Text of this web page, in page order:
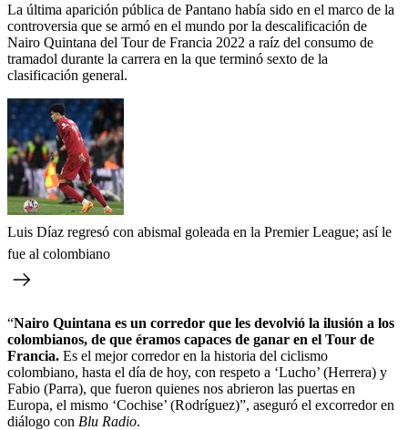
La última aparición pública de Pantano había sido en el marco de la
controversia que se armó en el mundo por la descalificación de
Nairo Quintana del Tour de Francia 2022 a raíz del consumo de
tramadol durante la carrera en la que terminó sexto de la
clasificación general.
Luis Díaz regresó con abismal goleada en la Premier League; así le
fue al colombiano
“Nairo Quintana es un corredor que les devolvió la ilusión a los
colombianos, de que éramos capaces de ganar en el Tour de
Francia. Es el mejor corredor en la historia del ciclismo
colombiano, hasta el día de hoy, con respeto a ‘Lucho’ (Herrera) y
Fabio (Parra), que fueron quienes nos abrieron las puertas en
Europa, el mismo ‘Cochise’ (Rodríguez)”, aseguró el excorredor en
diálogo con Blu Radio.